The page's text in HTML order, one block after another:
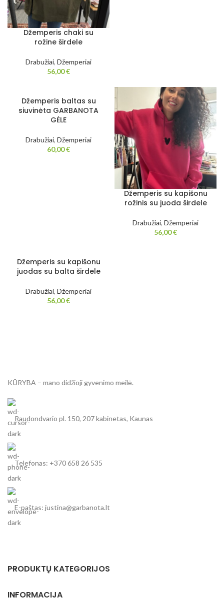
Džemperis chaki su
rožine širdele
Drabužiai, Džemperiai
56,00€
Džemperis baltas su
siuvinėta GARBANOTA
GĖLE
Drabužiai, Džemperiai
60,00€
Džemperis su kapišonu
rožinis su juoda širdele
Drabužiai, Džemperiai
56,00€
Džemperis su kapišonu
juodas su balta širdele
Drabužiai, Džemperiai
56,00€
KŪRYBA – mano didžioji gyvenimo meilė.
Raudondvario pl. 150, 207 kabinetas, Kaunas
Telefonas: +370 658 26 535
E-paštas: justina@garbanota.lt
PRODUKTŲ KATEGORIJOS
INFORMACIJA